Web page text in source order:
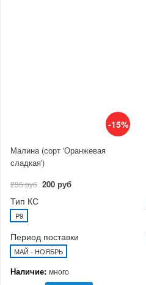
-15%
Малина (сорт 'Оранжевая
сладкая')
235 руб 200 руб
Тип КС
P9
Период поставки
МАЙ - НОЯБРЬ
Наличие: много